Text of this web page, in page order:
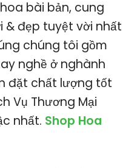
bài bản, cung
đẹp tuyệt vời nhất
chúng tôi gồm
nghề ở nghành
đặt chất lượng tốt
Vụ Thương Mại
nhất. Shop Hoa